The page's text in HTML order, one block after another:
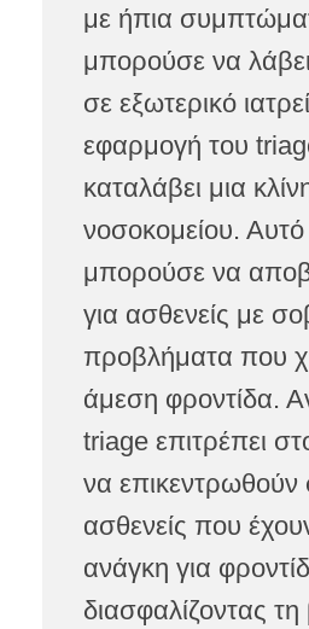
με ήπια
μπορούσε να
σε εξωτερικό
εφαρμογή του
καταλάβει μια
νοσοκομείου.
μπορούσε να
για ασθενείς με
προβλήματα που
άμεση φροντίδα.
triage επιτρέπει
να επικεντρωθούν
ασθενείς που
ανάγκη για
διασφαλίζοντας τη